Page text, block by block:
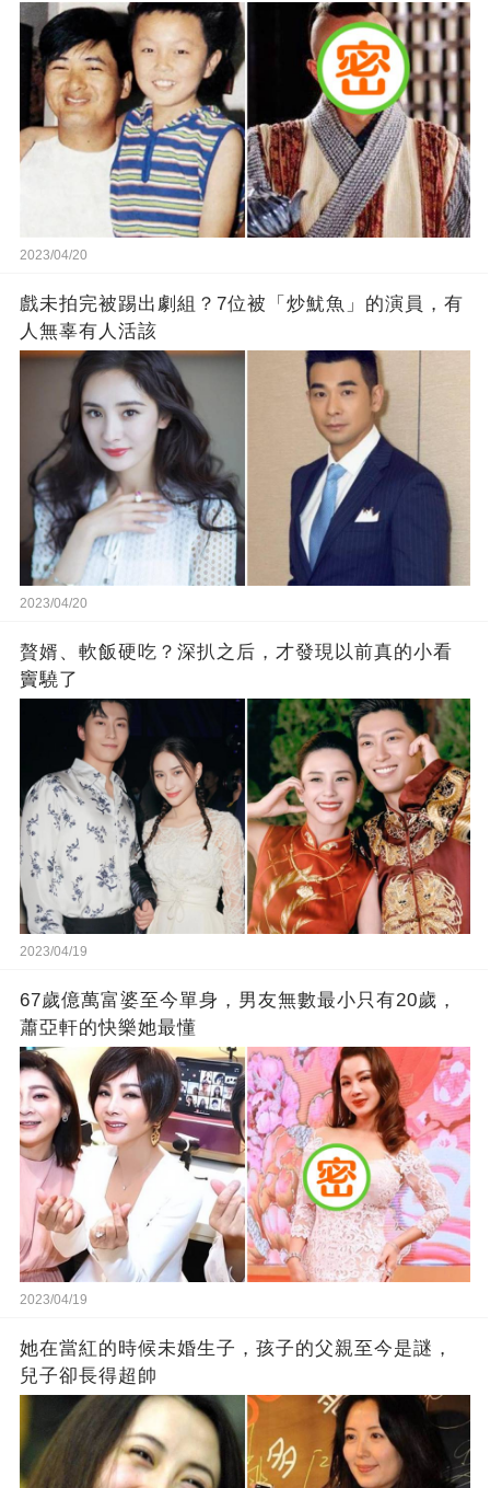
2023/04/20
戲未拍完被踢出劇組？7位被「炒魷魚」的演員，有
人無辜有人活該
2023/04/20
贅婿、軟飯硬吃？深扒之后，才發現以前真的小看
竇驍了
2023/04/19
67歲億萬富婆至今單身，男友無數最小只有20歲，
蕭亞軒的快樂她最懂
2023/04/19
她在當紅的時候未婚生子，孩子的父親至今是謎，
兒子卻長得超帥